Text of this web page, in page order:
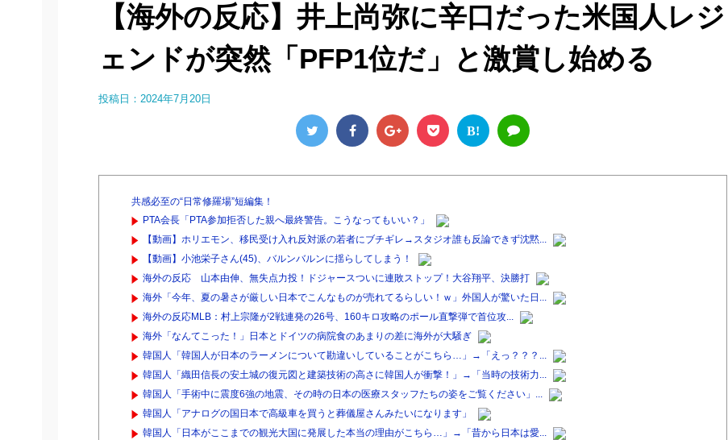
【海外の反応】井上尚弥に辛口だった米国人レジ
ェンドが突然「PFP1位だ」と激賞し始める
投稿日： 2024年7月20日
B!
共感必至の“日常修羅場”短編集！
PTA会長「PTA参加拒否した親へ最終警告。こうなってもいい？」
【動画】ホリエモン、移民受け入れ反対派の若者にブチギレ→スタジオ誰も反論できず沈黙...
【動画】小池栄子さん(45)、バルンバルンに揺らしてしまう！
海外の反応 山本由伸、無失点力投！ドジャースついに連敗ストップ！大谷翔平、決勝打
海外「今年、夏の暑さが厳しい日本でこんなものが売れてるらしい！ｗ」外国人が驚いた日...
海外の反応MLB：村上宗隆が2戦連発の26号、160キロ攻略のポール直撃弾で首位攻...
海外「なんてこった！」日本とドイツの病院食のあまりの差に海外が大騒ぎ
韓国人「韓国人が日本のラーメンについて勘違いしていることがこちら…」→「えっ？？？...
韓国人「織田信長の安土城の復元図と建築技術の高さに韓国人が衝撃！」→「当時の技術力...
韓国人「手術中に震度6強の地震、その時の日本の医療スタッフたちの姿をご覧ください」...
韓国人「アナログの国日本で高級車を買うと葬儀屋さんみたいになります」
韓国人「日本がここまでの観光大国に発展した本当の理由がこちら…」→「昔から日本は愛...